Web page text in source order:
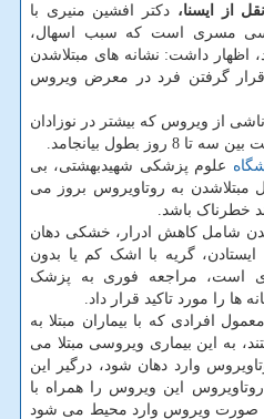
از ایسنا، دکتر افشین منیری با
مسری است که سبب اسهال،
داشت: نشانه های مبتلاشدن
گرفتن فرد در معرض ویروس
از ویروس که بیشتر در نوزادان
بطول بیانجامد.
علوم پزشکی شهیدبهشتی، بی
مبتلاشدن به روتاویروس بروز می
خطرناک باشد.
شامل کاهش ادرار، خشکی دهان
گریه با اشک کم یا بدون
است، مراجعه فوری به پزشک
را مورد تاکید قرار داد.
افرادی که با بیماران مبتلا به
به این بیماری ویروسی مبتلا می
وارد دهان شود، درگیر این
روتاویروس این ویروس را همراه با
صورت ویروس وارد محیط می شود